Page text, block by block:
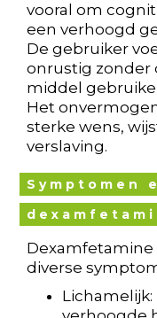
vooral om
een verhoogd
De gebruiker
onrustig zonder
middel
Het
sterke wens,
verslaving.
Symptomen
Dexamfetamine
diverse